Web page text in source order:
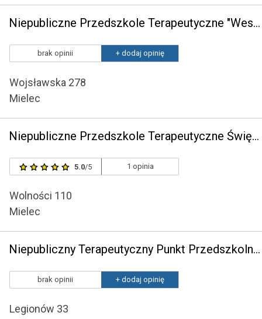
Niepubliczne Przedszkole Terapeutyczne "Wesoły Balonik"
brak opinii + dodaj opinię
Wojsławska 278
Mielec
Niepubliczne Przedszkole Terapeutyczne Świętego Józefa w Mielcu
5.0/5 1 opinia
Wolności 110
Mielec
Niepubliczny Terapeutyczny Punkt Przedszkolny Zuzia
brak opinii + dodaj opinię
Legionów 33